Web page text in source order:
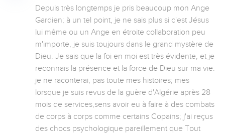
Depuis très longtemps je pris beaucoup mon Ange
Gardien; à un tel point, je ne sais plus si c'est Jésus
lui même ou un Ange en étroite collaboration peu
m'importe, je suis toujours dans le grand mystère de
Dieu. Je sais que la foi en moi est très évidente, et je
reconnais la présence et la force de Dieu sur ma vie.
je ne raconterai, pas toute mes histoires; mes
lorsque je suis revus de la guère d'Algérie après 28
mois de services,sens avoir eu à faire à des combats
de corps à corps comme certains Copains; j'ai reçus
des chocs psychologique pareillement que Tout